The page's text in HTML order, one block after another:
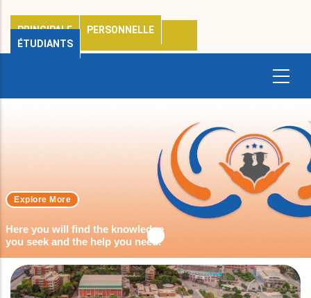
PRINCIPALE
PERSONNELLE
ÉTUDIANTS
Here you will find the knowledge
you seek and the help you need.
Explore More